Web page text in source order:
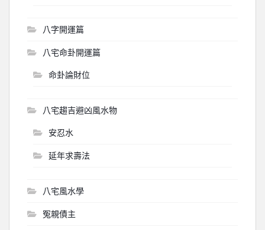
八字開運篇
八宅命卦開運篇
命卦論財位
八宅趨吉避凶風水物
安忍水
延年求壽法
八宅風水學
冤親債主